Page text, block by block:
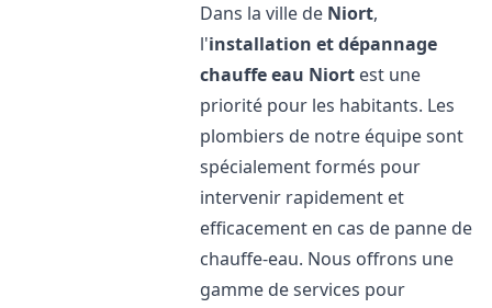
Dans la ville de Niort,
l'installation et dépannage
chauffe eau Niort est une
priorité pour les habitants. Les
plombiers de notre équipe sont
spécialement formés pour
intervenir rapidement et
efficacement en cas de panne de
chauffe-eau. Nous offrons une
gamme de services pour